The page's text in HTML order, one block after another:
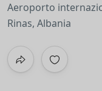
Aeroporto
Rinas, Albania